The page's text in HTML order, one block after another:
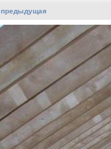
предыдущая